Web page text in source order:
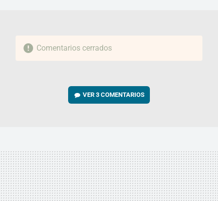
Comentarios cerrados
VER3 COMENTARIOS